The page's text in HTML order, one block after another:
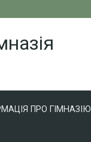
ПРО ГІМНАЗІЮ